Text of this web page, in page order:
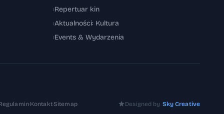
›Repertuar kin
›Aktualności: Kultura
›Events & Wydarzenia
·Kontakt·Sitemap Designed by Sky Creative